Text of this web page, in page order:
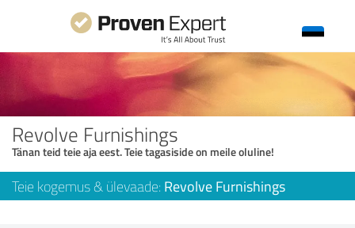
Revolve Furnishings
Tänan teid teie aja eest. Teie tagasiside on meile oluline!
Teie kogemus & ülevaade: Revolve Furnishings